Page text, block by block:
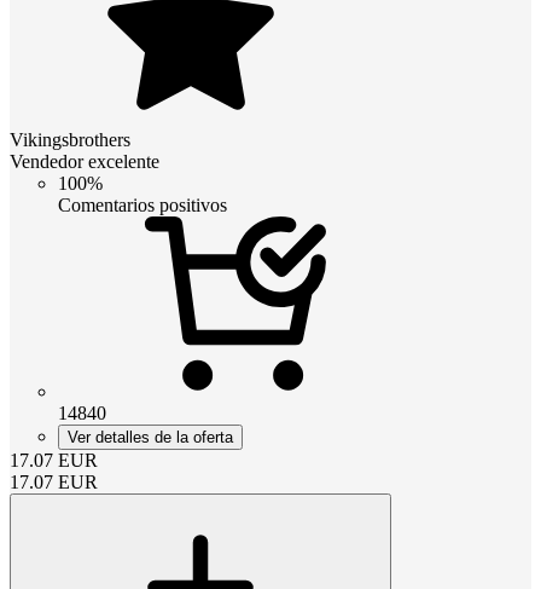
Vikingsbrothers
Vendedor excelente
100%
Comentarios positivos
14840
Ver detalles de la oferta
17.07 EUR
17.07 EUR